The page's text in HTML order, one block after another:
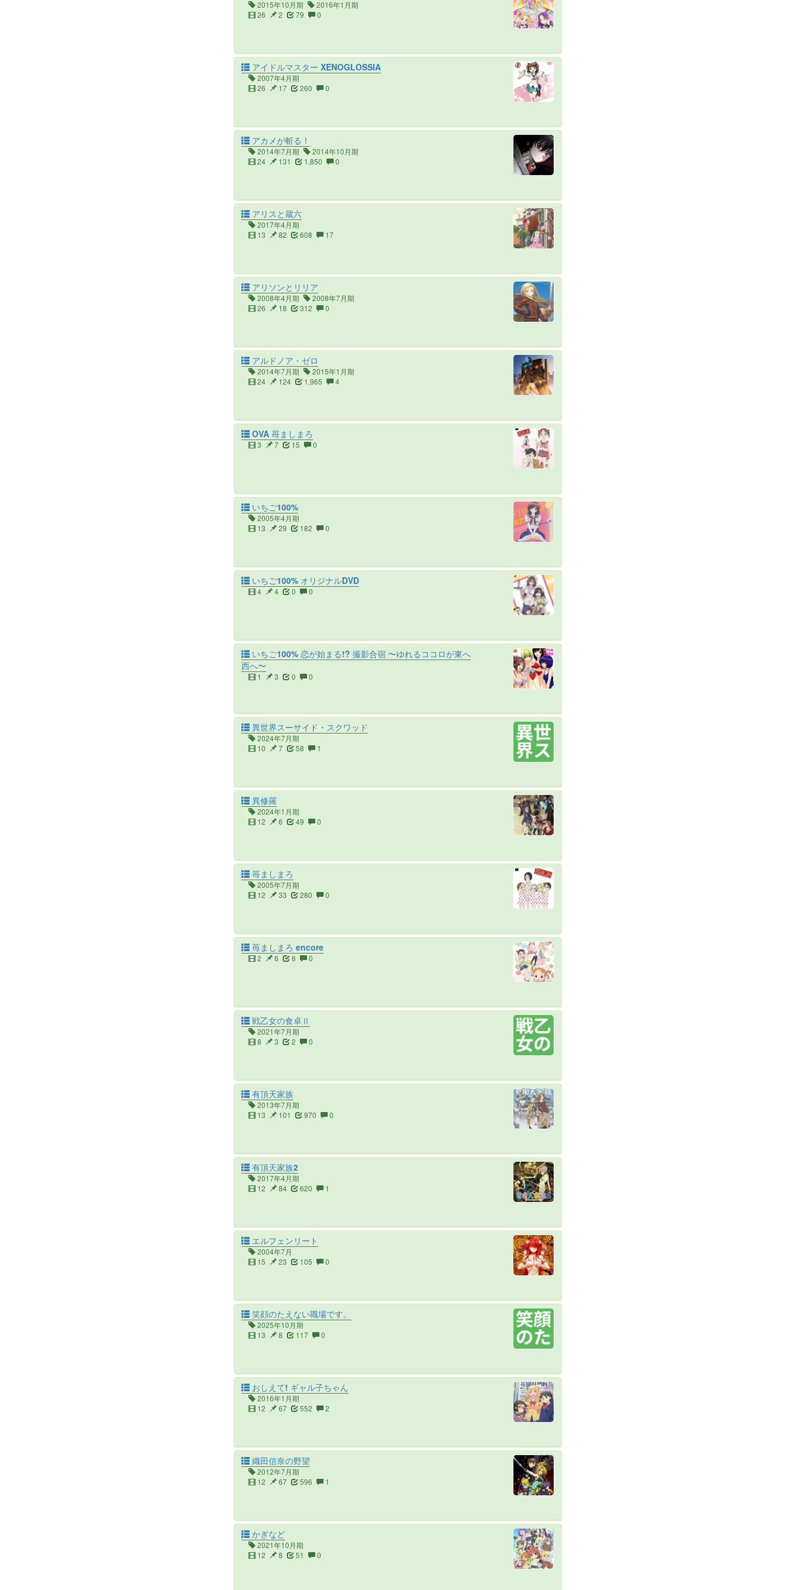
2015年10月期
2016年1月期
26
2 79 0
アイドルマスター XENOGLOSSIA
2007年4月期
26
17 260 0
アカメが斬る！
2014年7月期
2014年10月期
24
131 1,850 0
アリスと蔵六
2017年4月期
13
82 608 17
アリソンとリリア
2008年4月期
2008年7月期
26
18 312 0
アルドノア・ゼロ
2014年7月期
2015年1月期
24
124 1,965 4
OVA 苺ましまろ
3 7 15 0
いちご100%
2005年4月期
13
29 182 0
いちご100% オリジナルDVD
4 4 0 0
いちご100% 恋が始まる!? 撮影合宿 〜ゆれるココロが東へ
西へ〜
1 3 0 0
異世界スーサイド・スクワッド
2024年7月期
10
7 58 1
異修羅
2024年1月期
12
6 49 0
苺ましまろ
2005年7月期
12
33 280 0
苺ましまろ encore
2 6 8 0
戦乙女の食卓Ⅱ
2021年7月期
8
3 2 0
有頂天家族
2013年7月期
13
101 970 0
有頂天家族2
2017年4月期
12
84 620 1
エルフェンリート
2004年7月
15
23 105 0
笑顔のたえない職場です。
2025年10月期
13
8 117 0
おしえて! ギャル子ちゃん
2016年1月期
12
67 552 2
織田信奈の野望
2012年7月期
12
67 596 1
かぎなど
2021年10月期
12
8 51 0